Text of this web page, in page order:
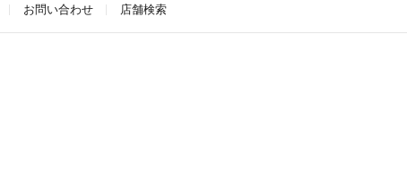
お問い合わせ 店舗検索